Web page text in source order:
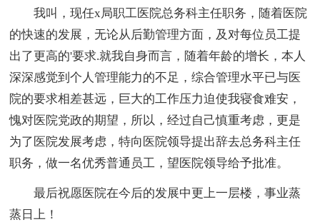
我叫，现任x局职工医院总务科主任职务，随着医院
的快速的发展，无论从后勤管理方面，及对每位员工提
出了更高的'要求.就我自身而言，随着年龄的增长，本人
深深感觉到个人管理能力的不足，综合管理水平已与医
院的要求相差甚远，巨大的工作压力迫使我寝食难安，
愧对医院党政的期望，所以，经过自己慎重考虑，更是
为了医院发展考虑，特向医院领导提出辞去总务科主任
职务，做一名优秀普通员工，望医院领导给予批准。
最后祝愿医院在今后的发展中更上一层楼，事业蒸
蒸日上！